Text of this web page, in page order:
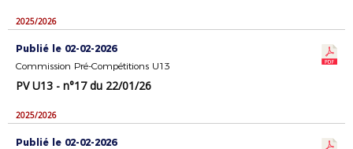
2025/2026
Publié le 02-02-2026
Commission Pré-Compétitions U13
PV U13 - n°17 du 22/01/26
2025/2026
Publié le 02-02-2026